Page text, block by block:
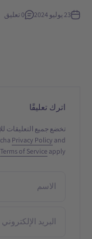
23 يوليو 2024 0 تعليق
اترك تعليقًا
تخضع جميع التعليقات
Privacy Policy and
Terms of Serviceapply.
الاسم
البريد الإلكتروني